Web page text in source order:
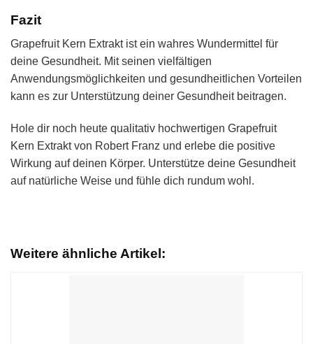
Fazit
Grapefruit Kern Extrakt ist ein wahres Wundermittel für
deine Gesundheit. Mit seinen vielfältigen
Anwendungsmöglichkeiten und gesundheitlichen Vorteilen
kann es zur Unterstützung deiner Gesundheit beitragen.
Hole dir noch heute qualitativ hochwertigen Grapefruit
Kern Extrakt von Robert Franz und erlebe die positive
Wirkung auf deinen Körper. Unterstütze deine Gesundheit
auf natürliche Weise und fühle dich rundum wohl.
Weitere ähnliche Artikel: